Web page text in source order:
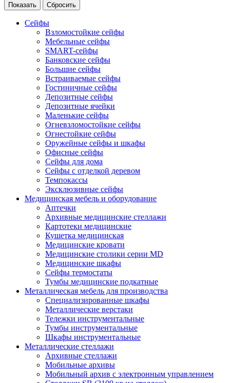
Сейфы
Взломостойкие сейфы
Мебельные сейфы
SMART-сейфы
Банковские сейфы
Большие сейфы
Встраиваемые сейфы
Гостиничные сейфы
Депозитные сейфы
Депозитные ячейки
Маленькие сейфы
Огневзломостойкие сейфы
Огнестойкие сейфы
Оружейные сейфы и шкафы
Офисные сейфы
Сейфы для дома
Сейфы с отделкой деревом
Темпокассы
Эксклюзивные сейфы
Медицинская мебель и оборудование
Аптечки
Архивные медицинские стеллажи
Картотеки медицинские
Кушетка медицинская
Медицинские кровати
Медицинские столики серии MD
Медицинские шкафы
Сейфы термостаты
Тумбы медицинские подкатные
Металлическая мебель для производства
Cпециализированные шкафы
Металлические верстаки
Тележки инструментальные
Тумбы инструментальные
Шкафы инструментальные
Металлические стеллажи
Архивные стеллажи
Мобильные архивы
Мобильный архив с электронным управлением